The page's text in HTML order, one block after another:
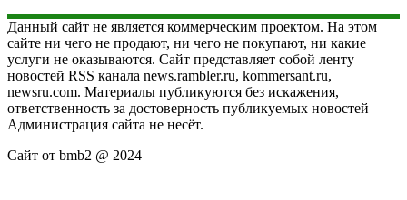
Данный сайт не является коммерческим проектом. На этом
сайте ни чего не продают, ни чего не покупают, ни какие
услуги не оказываются. Сайт представляет собой ленту
новостей RSS канала news.rambler.ru, kommersant.ru,
newsru.com. Материалы публикуются без искажения,
ответственность за достоверность публикуемых новостей
Администрация сайта не несёт.
Сайт от bmb2 @ 2024